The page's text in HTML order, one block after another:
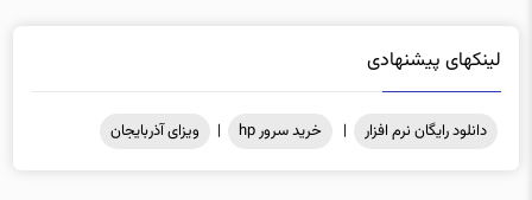
لینکهای پیشنهادی
دانلود رایگان نرم افزار | خرید سرور hp | ویزای آذربایجان